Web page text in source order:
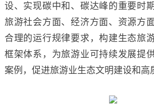
设、实现碳中和、碳达峰的重要时
旅游社会方面、经济方面、资源方
合理的运行规律要求，构建生态旅
框架体系，为旅游业可持续发展提
案例，促进旅游业生态文明建设和高